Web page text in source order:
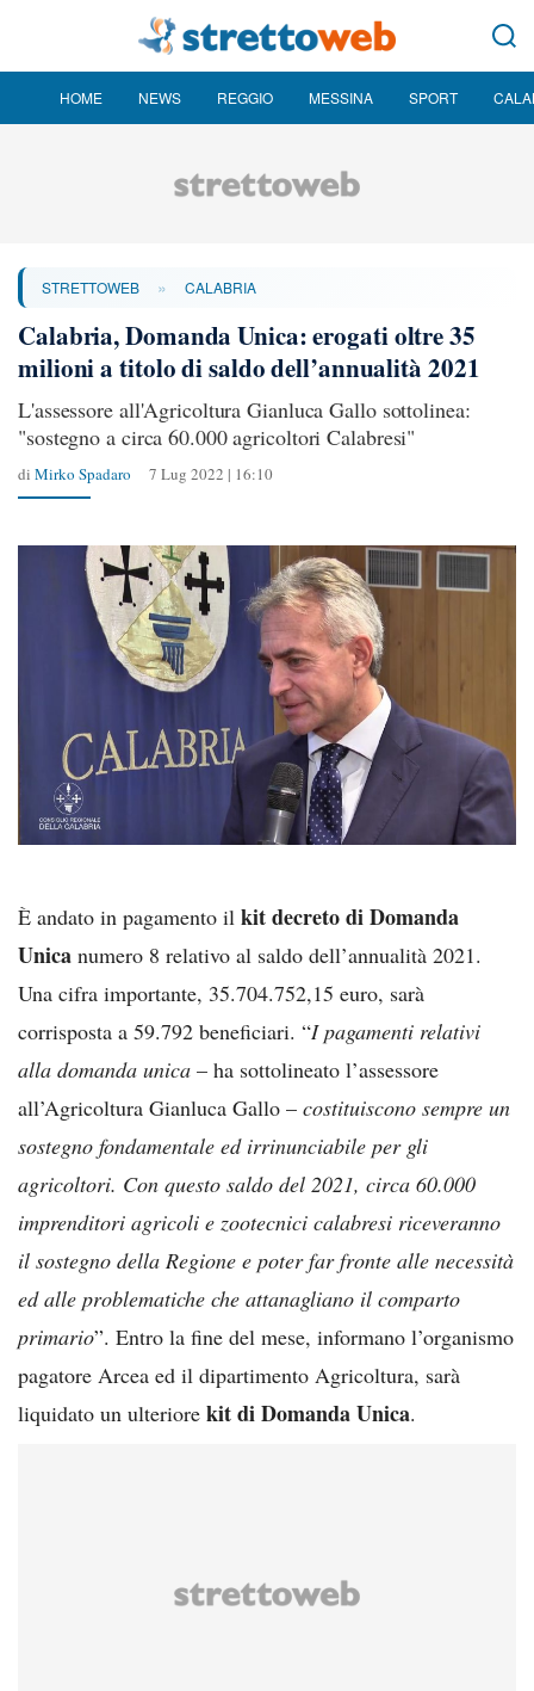
HOME NEWS REGGIO MESSINA SPORT
STRETTOWEB » CALABRIA
Calabria, Domanda Unica: erogati oltre 35
milioni a titolo di saldo dell’annualità 2021
L'assessore all'Agricoltura Gianluca Gallo sottolinea:
"sostegno a circa 60.000 agricoltori Calabresi"
di Mirko Spadaro 7 Lug 2022 | 16:10
È andato in pagamento il kit decreto di Domanda
Unica numero 8 relativo al saldo dell’annualità 2021.
Una cifra importante, 35.704.752,15 euro, sarà
corrisposta a 59.792 beneficiari. “I pagamenti relativi
alla domanda unica – ha sottolineato l’assessore
all’Agricoltura Gianluca Gallo – costituiscono sempre un
sostegno fondamentale ed irrinunciabile per gli
agricoltori. Con questo saldo del 2021, circa 60.000
imprenditori agricoli e zootecnici calabresi riceveranno
il sostegno della Regione e poter far fronte alle necessità
ed alle problematiche che attanagliano il comparto
primario”. Entro la fine del mese, informano l’organismo
pagatore Arcea ed il dipartimento Agricoltura, sarà
liquidato un ulteriore kit di Domanda Unica.